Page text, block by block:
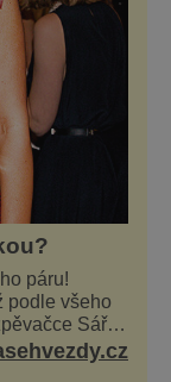
páru!
podle všeho
Sáře
v pořadu